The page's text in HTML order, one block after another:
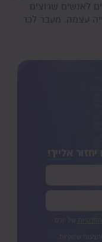
לאנשים שרוצים
עצמה. מעבר לכך,
ללקוחותיהם פתרונות
ומיוחדות
הפרטיות
שיווקיות.